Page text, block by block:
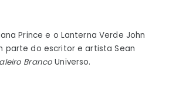
Prince e o Lanterna Verde John
parte do escritor e artista Sean
Branco Universo.